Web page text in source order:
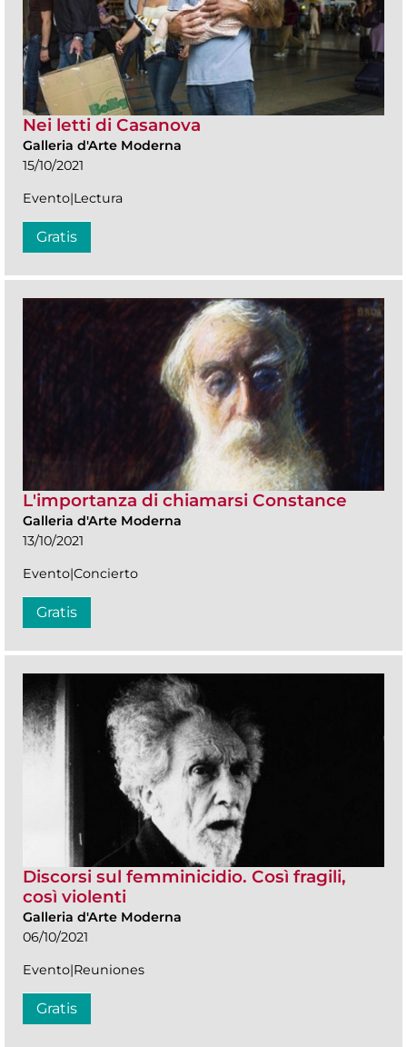
Nei letti di Casanova
Galleria d'Arte Moderna
15/10/2021
Evento|Lectura
Gratis
L'importanza di chiamarsi Constance
Galleria d'Arte Moderna
13/10/2021
Evento|Concierto
Gratis
Discorsi sul femminicidio. Così fragili,
così violenti
Galleria d'Arte Moderna
06/10/2021
Evento|Reuniones
Gratis